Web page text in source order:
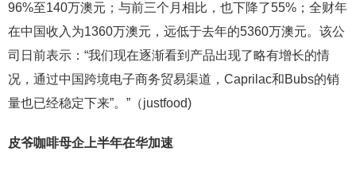
96%至140万澳元；与前三个月相比，也下降了55%；全财年
在中国收入为1360万澳元，远低于去年的5360万澳元。该公
司日前表示：“我们现在逐渐看到产品出现了略有增长的情
况，通过中国跨境电子商务贸易渠道，Caprilac和Bubs的销
量也已经稳定下来”。”（justfood)
皮爷咖啡母企上半年在华加速